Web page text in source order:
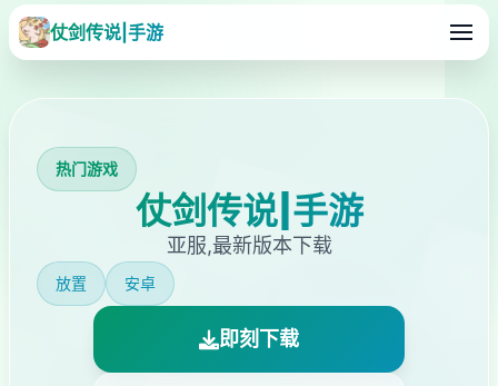
仗剑传说|手游
热门游戏
仗剑传说|手游
亚服,最新版本下载
放置 安卓
即刻下载